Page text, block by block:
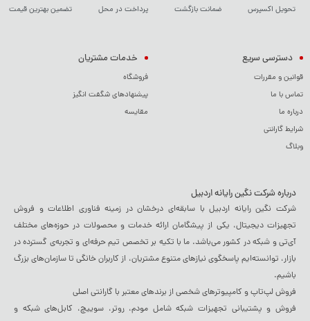
تحویل اکسپرس ضمانت بازگشت پرداخت در محل تضمین بهترین قیمت
دسترسی سریع
قوانین و مقررات
تماس با ما
درباره ما
شرایط گارانتی
وبلاگ
خدمات مشتریان
فروشگاه
پیشنهادهای شگفت انگیز
مقایسه
درباره شرکت نگین رایانه اردبیل
شرکت نگین رایانه اردبیل با سابقه‌ای درخشان در زمینه فناوری اطلاعات و فروش
تجهیزات دیجیتال، یکی از پیشگامان ارائه خدمات و محصولات در حوزه‌های مختلف
آی‌تی و شبکه در کشور می‌باشد. ما با تکیه بر تخصص تیم حرفه‌ای و تجربه‌ی گسترده در
بازار، توانسته‌ایم پاسخگوی نیازهای متنوع مشتریان، از کاربران خانگی تا سازمان‌های بزرگ
باشیم.
فروش لپ‌تاپ و کامپیوترهای شخصی از برندهای معتبر با گارانتی اصلی
فروش و پشتیبانی تجهیزات شبکه شامل مودم، روتر، سوییچ، کابل‌های شبکه و